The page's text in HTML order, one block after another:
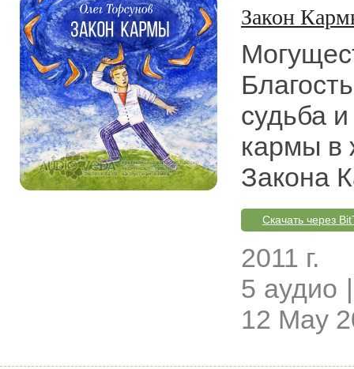
Закон
судьба
кармы в
Закона
Скачать через
2011 г.
5 аудио
12 May